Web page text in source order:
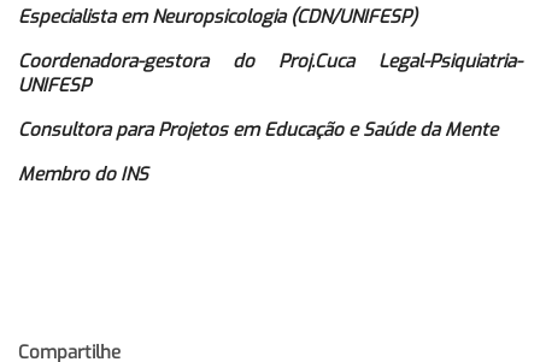
Especialista em Neuropsicologia (CDN/UNIFESP)
Coordenadora-gestora do Proj.Cuca Legal-Psiquiatria-
UNIFESP
Consultora para Projetos em Educação e Saúde da Mente
Membro do INS
Compartilhe